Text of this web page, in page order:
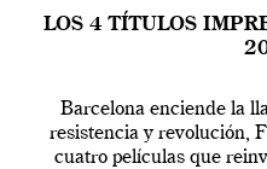
LOS 4 TÍTULOS
Barcelona enciende la
resistencia y revolución,
cuatro películas que